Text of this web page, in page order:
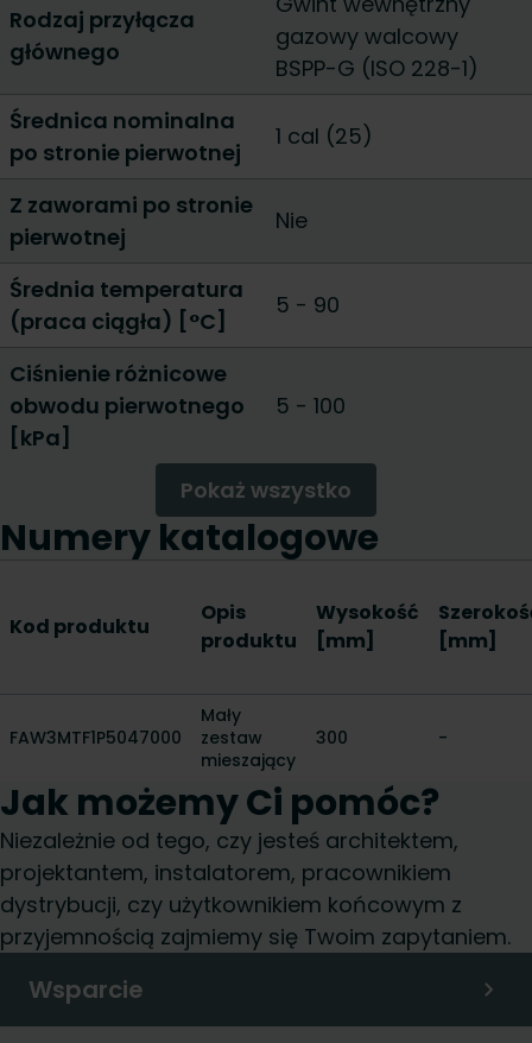
Rodzaj przyłącza
głównego
gazowy walcowy
BSPP-G (ISO 228-1)
Średnica nominalna
po stronie pierwotnej
1 cal (25)
Z zaworami po stronie
pierwotnej
Nie
Średnia temperatura
(praca ciągła) [°C]
5 - 90
Ciśnienie różnicowe
obwodu pierwotnego
[kPa]
5 - 100
Pokaż wszystko
Numery katalogowe
Kod produktu
Opis
produktu
Wysokość
[mm]
[mm]
FAW3MTF1P5047000
Mały
zestaw
mieszający
300 -
Jak możemy Ci pomóc?
Niezależnie od tego, czy jesteś architektem,
projektantem, instalatorem, pracownikiem
dystrybucji, czy użytkownikiem końcowym z
przyjemnością zajmiemy się Twoim zapytaniem.
Wsparcie